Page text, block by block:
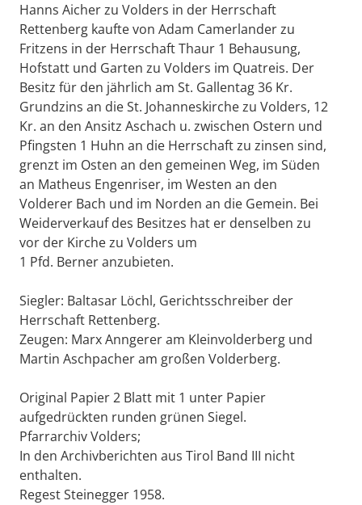
Hanns Aicher zu Volders in der Herrschaft
Rettenberg kaufte von Adam Camerlander zu
Fritzens in der Herrschaft Thaur 1 Behausung,
Hofstatt und Garten zu Volders im Quatreis. Der
Besitz für den jährlich am St. Gallentag 36 Kr.
Grundzins an die St. Johanneskirche zu Volders, 12
Kr. an den Ansitz Aschach u. zwischen Ostern und
Pfingsten 1 Huhn an die Herrschaft zu zinsen sind,
grenzt im Osten an den gemeinen Weg, im Süden
an Matheus Engenriser, im Westen an den
Volderer Bach und im Norden an die Gemein. Bei
Weiderverkauf des Besitzes hat er denselben zu
vor der Kirche zu Volders um
1 Pfd. Berner anzubieten.
Siegler: Baltasar Löchl, Gerichtsschreiber der
Herrschaft Rettenberg.
Zeugen: Marx Anngerer am Kleinvolderberg und
Martin Aschpacher am großen Volderberg.
Original Papier 2 Blatt mit 1 unter Papier
aufgedrückten runden grünen Siegel.
Pfarrarchiv Volders;
In den Archivberichten aus Tirol Band III nicht
enthalten.
Regest Steinegger 1958.